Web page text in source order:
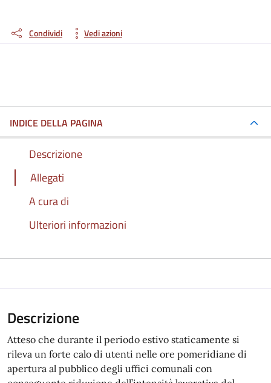
Condividi Vedi azioni
INDICE DELLA PAGINA
Descrizione
Allegati
A cura di
Ulteriori informazioni
Descrizione
Atteso che durante il periodo estivo staticamente si
rileva un forte calo di utenti nelle ore pomeridiane di
apertura al pubblico degli uffici comunali con